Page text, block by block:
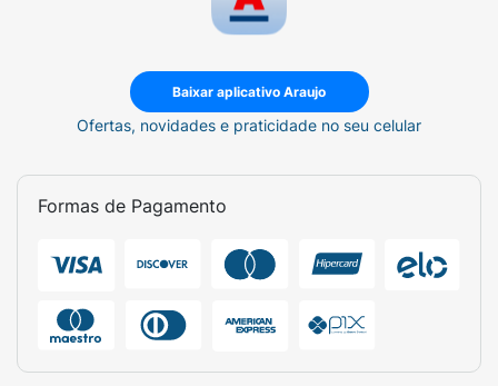
Baixar aplicativo Araujo
Ofertas, novidades e praticidade no seu celular
Formas de Pagamento